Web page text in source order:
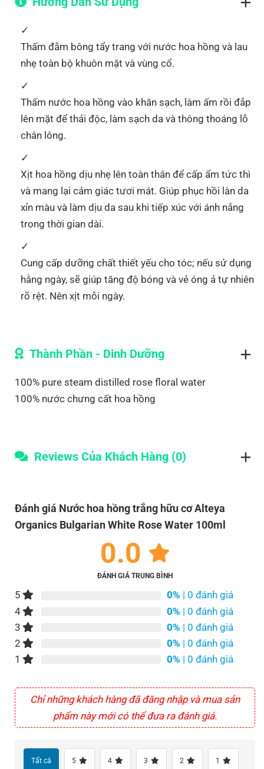
Thấm đẫm bông tẩy trang với nước hoa hồng và lau
nhẹ toàn bộ khuôn mặt và vùng cổ.
Thấm nước hoa hồng vào khăn sạch, làm ấm rồi đắp
lên mặt để thải độc, làm sạch da và thông thoáng lỗ
chân lông.
Xịt hoa hồng dịu nhẹ lên toàn thân để cấp ẩm tức thì
và mang lại cảm giác tươi mát. Giúp phục hồi làn da
xỉn màu và làm dịu da sau khi tiếp xúc với ánh nắng
trong thời gian dài.
Cung cấp dưỡng chất thiết yếu cho tóc; nếu sử dụng
hằng ngày, sẽ giúp tăng độ bóng và vẻ óng ả tự nhiên
rõ rệt. Nên xịt mỗi ngày.
Thành Phần - Dinh Dưỡng
100% pure steam distilled rose floral water
100% nước chưng cất hoa hồng
Reviews Của Khách Hàng (0)
Đánh giá Nước hoa hồng trắng hữu cơ Alteya
Organics Bulgarian White Rose Water 100ml
0.0
ĐÁNH GIÁ TRUNG BÌNH
5 0% | 0 đánh giá
4
0% | 0 đánh giá
3
0% | 0 đánh giá
2
0% | 0 đánh giá
1
0% | 0 đánh giá
Chỉ những khách hàng đã đăng nhập và mua sản
phẩm này mới có thể đưa ra đánh giá.
Tất cả 5 4 3 2 1